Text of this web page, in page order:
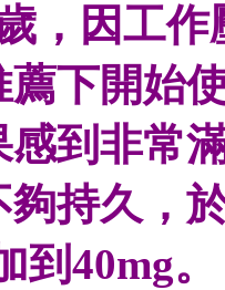
，因工
薦下開始
感到非常
持久，
到40mg。